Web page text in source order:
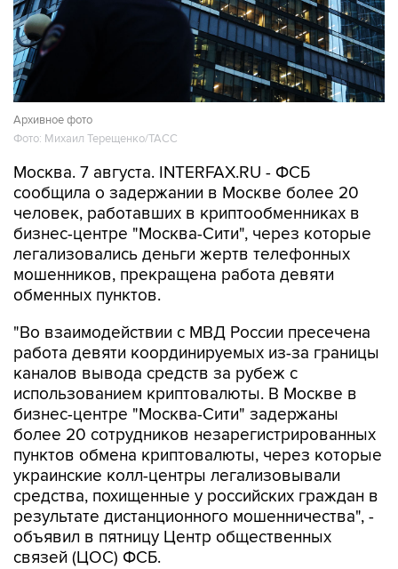
Архивное фото
Фото: Михаил Терещенко/ТАСС
Москва. 7 августа. INTERFAX.RU - ФСБ
сообщила о задержании в Москве более 20
человек, работавших в криптообменниках в
бизнес-центре "Москва-Сити", через которые
легализовались деньги жертв телефонных
мошенников, прекращена работа девяти
обменных пунктов.
"Во взаимодействии с МВД России пресечена
работа девяти координируемых из-за границы
каналов вывода средств за рубеж с
использованием криптовалюты. В Москве в
бизнес-центре "Москва-Сити" задержаны
более 20 сотрудников незарегистрированных
пунктов обмена криптовалюты, через которые
украинские колл-центры легализовывали
средства, похищенные у российских граждан в
результате дистанционного мошенничества", -
объявил в пятницу Центр общественных
связей (ЦОС) ФСБ.